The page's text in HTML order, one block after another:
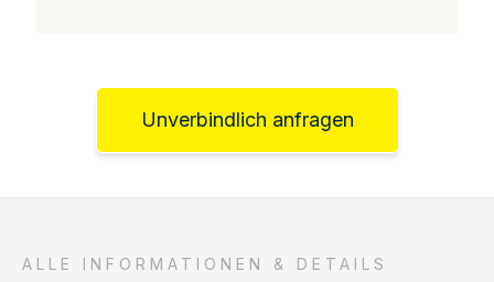
Unverbindlich anfragen
ALLE INFORMATIONEN & DETAILS